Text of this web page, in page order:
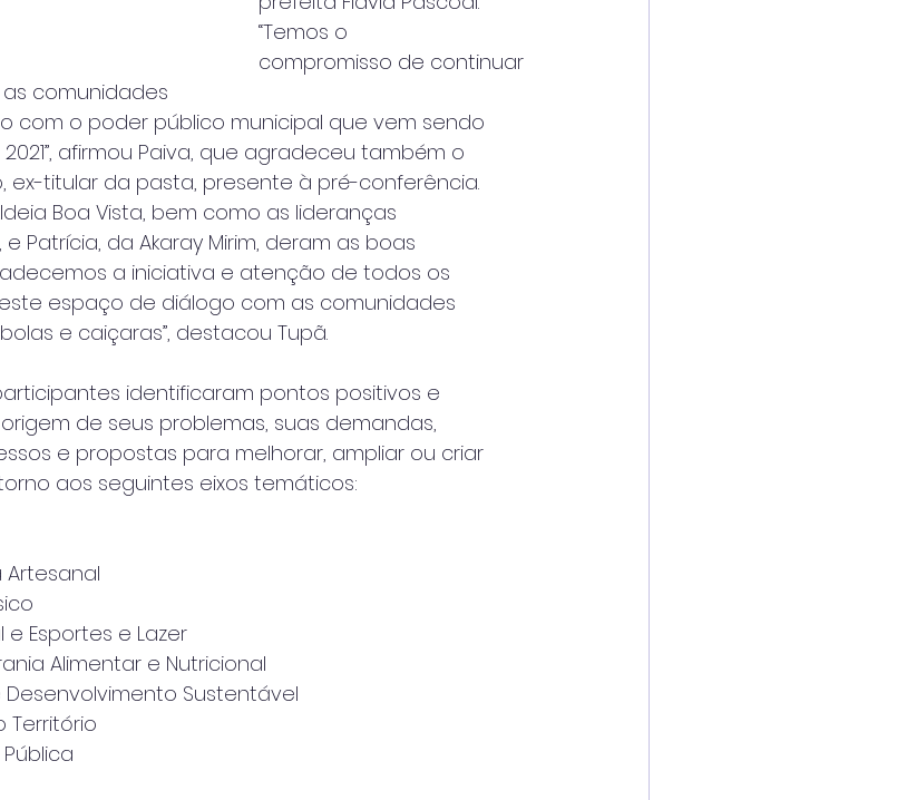
“Temos o
compromisso de continuar
comunidades
com o poder público municipal que vem sendo
afirmou Paiva, que agradeceu também o
ex-titular da pasta, presente à pré-conferência.
Boa Vista, bem como as lideranças
Patrícia, da Akaray Mirim, deram as boas
a iniciativa e atenção de todos os
espaço de diálogo com as comunidades
e caiçaras”, destacou Tupã.
identificaram pontos positivos e
de seus problemas, suas demandas,
e propostas para melhorar, ampliar ou criar
aos seguintes eixos temáticos:
Artesanal
e Esportes e Lazer
Alimentar e Nutricional
Desenvolvimento Sustentável
Território